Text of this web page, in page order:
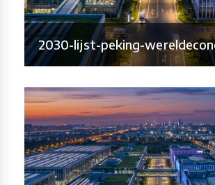
2030-lijst-peking-